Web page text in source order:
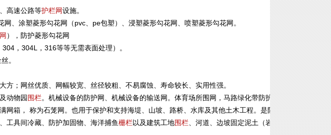
高速公路等护栏网设施。
、涂塑菱形勾花网（pvc、pe包塑）、浸塑菱形勾花网、喷塑菱形勾花网。
），防护菱形勾花网
，304L，316等等无需表面处理）。
。
方；网丝优质、网幅较宽、丝径较粗、不易腐蚀、寿命较长、实用性强。
动物园围栏。机械设备的防护网、机械设备的输送网。体育场所围网，马路绿化带防护
网箱， 称为石笼网。也用于保护和支持海堤、山坡、路桥、水库及其他土木工程。是防
工具间冷藏、防护加固物、海洋捕鱼栅栏以及建筑工地围栏、河道、边坡固定泥土（岩